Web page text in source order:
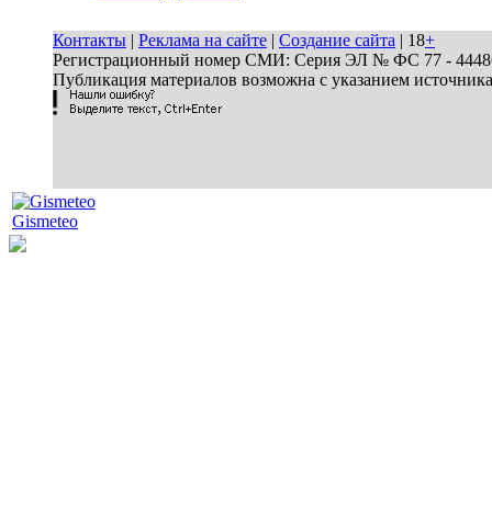
Контакты | Реклама на сайте | Создание сайта | 18+
Регистрационный номер СМИ: Серия ЭЛ № ФС 77 - 44486
Публикация материалов возможна с указанием
Gismeteo